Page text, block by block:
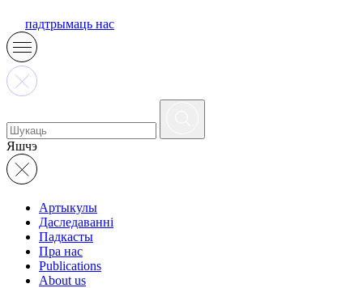
падтрымаць нас
Яшчэ
Артыкулы
Даследаванні
Падкасты
Пра нас
Publications
About us